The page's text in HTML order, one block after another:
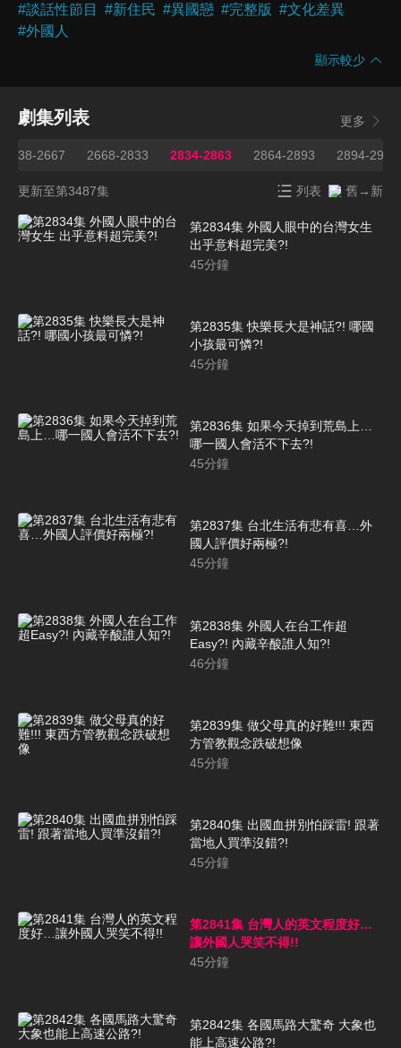
#談話性節目 #新住民 #異國戀 #完整版 #文化差異
#外國人
顯示較少
劇集列表 更多
2638-2667 2668-2833 2834-2863 2864-2893 2894-2923
更新至第3487集 列表 舊→新
第2834集 外國人眼中的台灣女生
出乎意料超完美?!
45分鐘
第2835集 快樂長大是神話?! 哪國
小孩最可憐?!
45分鐘
第2836集 如果今天掉到荒島上…
哪一國人會活不下去?!
45分鐘
第2837集 台北生活有悲有喜…外
國人評價好兩極?!
45分鐘
第2838集 外國人在台工作超
Easy?! 內藏辛酸誰人知?!
46分鐘
第2839集 做父母真的好難!!! 東西
方管教觀念跌破想像
45分鐘
第2840集 出國血拼別怕踩雷! 跟著
當地人買準沒錯?!
45分鐘
第2841集 台灣人的英文程度好…
讓外國人哭笑不得!!
45分鐘
第2842集 各國馬路大驚奇 大象也
能上高速公路?!